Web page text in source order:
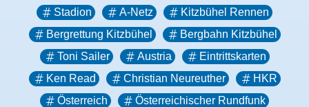
Stadion
A-Netz
Kitzbühel Rennen
Bergrettung Kitzbühel
Bergbahn Kitzbühel
Toni Sailer
Austria
Eintrittskarten
Ken Read
Christian Neureuther
HKR
Österreich
Österreichischer Rundfunk